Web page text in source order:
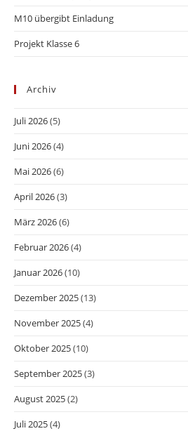
M10 übergibt Einladung
Projekt Klasse 6
Archiv
Juli 2026(5)
Juni 2026(4)
Mai 2026(6)
April 2026(3)
März 2026(6)
Februar 2026(4)
Januar 2026(10)
Dezember 2025(13)
November 2025(4)
Oktober 2025(10)
September 2025(3)
August 2025(2)
Juli 2025(4)